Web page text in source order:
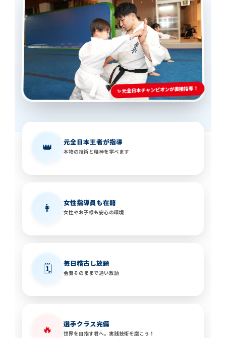
✨ 元全日本チャンピオンが直接指導！
👑 元全日本王者が指導
本物の技術と精神を学べます
👩 女性指導員も在籍
女性やお子様も安心の環境
🗓️ 毎日稽古し放題
会費そのままで通い放題
🔥 選手クラス完備
世界を目指す君へ。実践技術を磨こう！